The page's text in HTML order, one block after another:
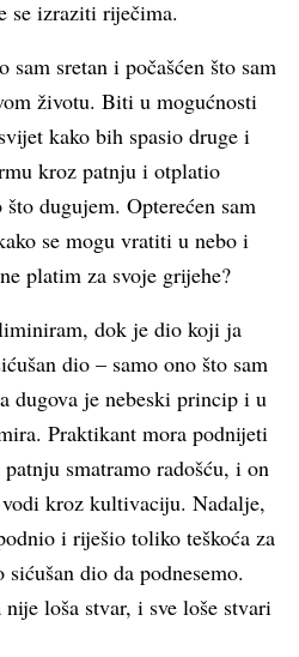
se izraziti riječima.
sam sretan i počašćen što sam
životu. Biti u mogućnosti
kako bih spasio druge i
kroz patnju i otplatio
dugujem. Opterećen sam
se mogu vratiti u nebo i
platim za svoje grijehe?
dok je dio koji ja
dio – samo ono što sam
dugova je nebeski princip i u
Praktikant mora podnijeti
smatramo radošću, i on
kroz kultivaciju. Nadalje,
i riješio toliko teškoća za
dio da podnesemo.
nije loša stvar, i sve loše stvari